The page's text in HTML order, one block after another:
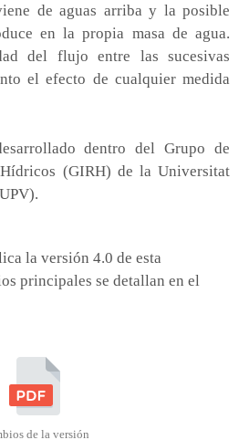
de aguas arriba y la posible
en la propia masa de agua.
del flujo entre las sucesivas
el efecto de cualquier medida
dentro del Grupo de
(GIRH) de la Universitat
la versión 4.0 de esta
principales se detallan en el
de la versión